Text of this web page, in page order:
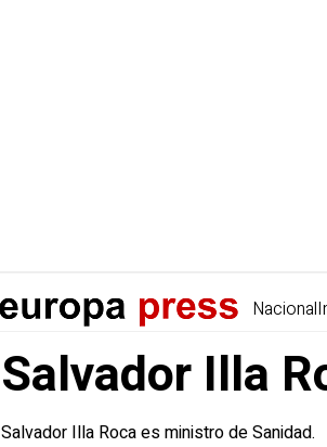
Nacional
Salvador Illa
Salvador Illa Roca es ministro de Sanidad.